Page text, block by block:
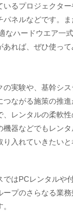
るプロジェクター
ネルなどです。
なハードウエア一
あれば、ぜひ使っ
の実験や、基幹シ
ながる施策の推進
、レンタルの柔軟
機器などでもレン
入れていきたいと
はPCレンタルや
ープのさらなる業